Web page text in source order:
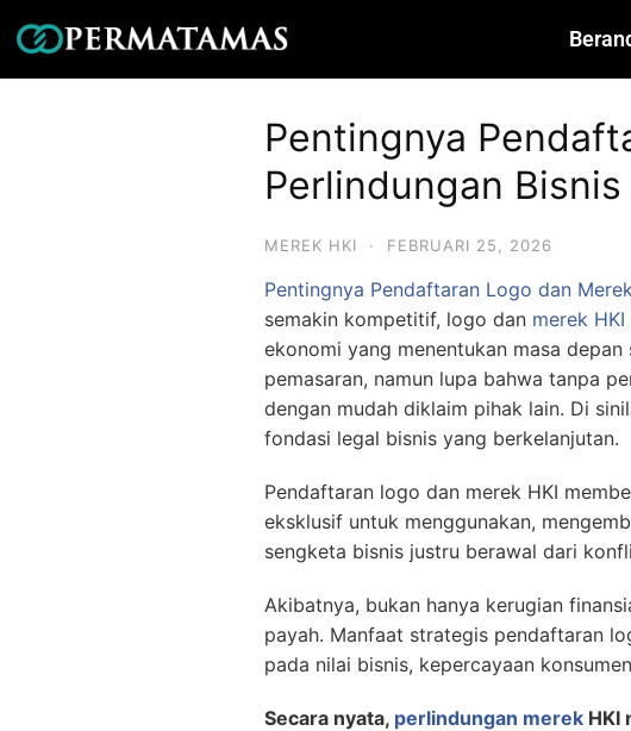
Pentingnya
Perlindungan Bisnis
MEREK HKI · FEBRUARI 25, 2026
Pentingnya Pendaftaran Logo dan
semakin kompetitif, logo dan merek HKI
ekonomi yang menentukan masa
pemasaran, namun lupa bahwa tanpa
dengan mudah diklaim pihak lain. Di
fondasi legal bisnis yang berkelanjutan.
Pendaftaran logo dan merek HKI
eksklusif untuk menggunakan,
sengketa bisnis justru berawal dari
Akibatnya, bukan hanya kerugian
payah. Manfaat strategis pendaftaran
pada nilai bisnis, kepercayaan
Secara nyata, perlindungan merek HKI